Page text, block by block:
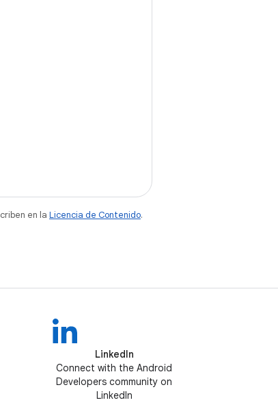
en la Licencia de Contenido.
LinkedIn
Connect with the Android
Developers community on
LinkedIn